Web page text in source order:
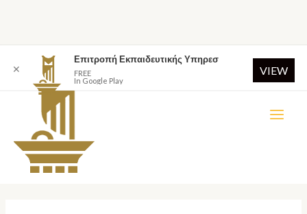
✕
Επιτροπή Εκπαιδευτικής Υπηρεσ
FREE
In Google Play
VIEW